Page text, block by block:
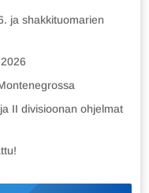
ja shakkituomarien
II divisioonan ohjelmat